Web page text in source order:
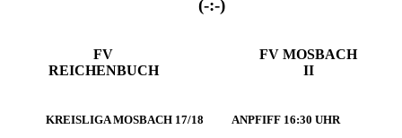
(-:-)
FV
REICHENBUCH
FV MOSBACH
II
KREISLIGA MOSBACH 17/18 ANPFIFF 16:30 UHR